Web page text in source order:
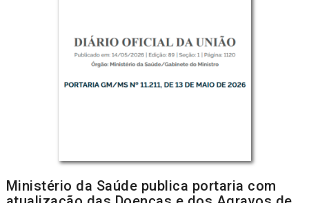
Ministério da Saúde publica portaria com